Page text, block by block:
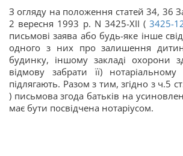
З огляду на положення статей 34, 36
2 вересня 1993 р. N 3425-XII (3425-
письмові заява або будь-яке інше
одного з них про залишення
будинку, іншому закладі охорони
відмову забрати її)
підлягають. Разом з тим, згідно з ч.5
) письмова згода батьків на
має бути посвідчена нотаріусом.